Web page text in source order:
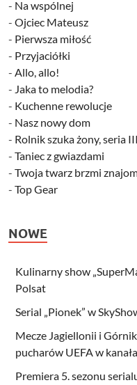
- Na wspólnej
-Ojciec Mateusz
- Pierwsza miłość
- Przyjaciółki
-Allo, allo!
- Jaka to melodia?
- Kuchenne rewolucje
- Nasz nowy dom
- Rolnik szuka żony, seria III
-Taniec z gwiazdami
-Twoja twarz brzmi
-Top Gear
NOWE
Kulinarny show
Polsat
Serial „Pionek” w
Mecze Jagiellonii i
pucharów UEFA w
Premiera 5. sezonu